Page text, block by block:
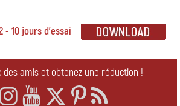
- 10 jours d'essai
des amis et obtenez une réduction !